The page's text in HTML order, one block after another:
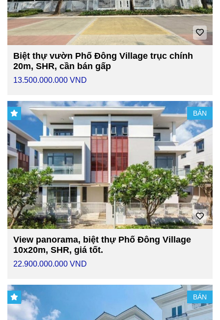
Biệt thự vườn Phố Đông Village trục chính
20m, SHR, cần bán gấp
13.500.000.000 VND
BÁN
View panorama, biệt thự Phố Đông Village
10x20m, SHR, giá tốt.
22.900.000.000 VND
BÁN